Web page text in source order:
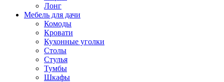
Лонг
Мебель для дачи
Комоды
Кровати
Кухонные уголки
Столы
Стулья
Тумбы
Шкафы